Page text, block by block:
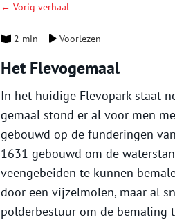
← Vorig verhaal
2 min Voorlezen
Het Flevogemaal
In het huidige Flevopark staat
gemaal stond er al voor men
gebouwd op de funderingen
1631 gebouwd om de
veengebeiden te kunnen
door een vijzelmolen, maar al
polderbestuur om de bemaling